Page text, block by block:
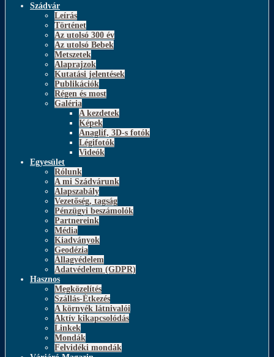
Szádvár
Leírás
Történet
Az utolsó 300 év
Az utolsó Bebek
Metszetek
Alaprajzok
Kutatási jelentések
Publikációk
Régen és most
Galéria
A kezdetek
Képek
Anaglif, 3D-s fotók
Légifotók
Videók
Egyesület
Rólunk
A mi Szádvárunk
Alapszabály
Vezetőség, tagság
Pénzügyi beszámolók
Partnereink
Média
Kiadványok
Geodézia
Állagvédelem
Adatvédelem (GDPR)
Hasznos
Megközelítés
Szállás-Étkezés
A környék látnivalói
Aktív kikapcsolódás
Linkek
Mondák
Felvidéki mondák